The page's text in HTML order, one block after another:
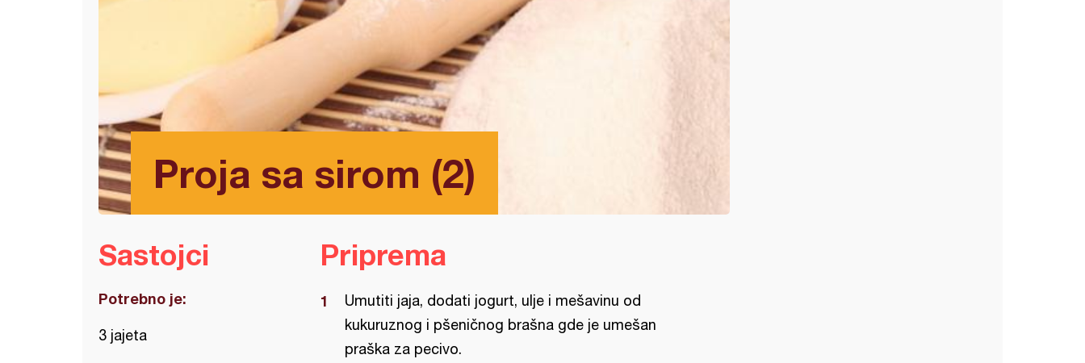
Proja sa sirom (2)
Sastojci
Potrebno je:
3 jajeta
Priprema
Umutiti jaja, dodati jogurt, ulje i mešavinu od
kukuruznog i pšeničnog brašna gde je umešan
praška za pecivo.